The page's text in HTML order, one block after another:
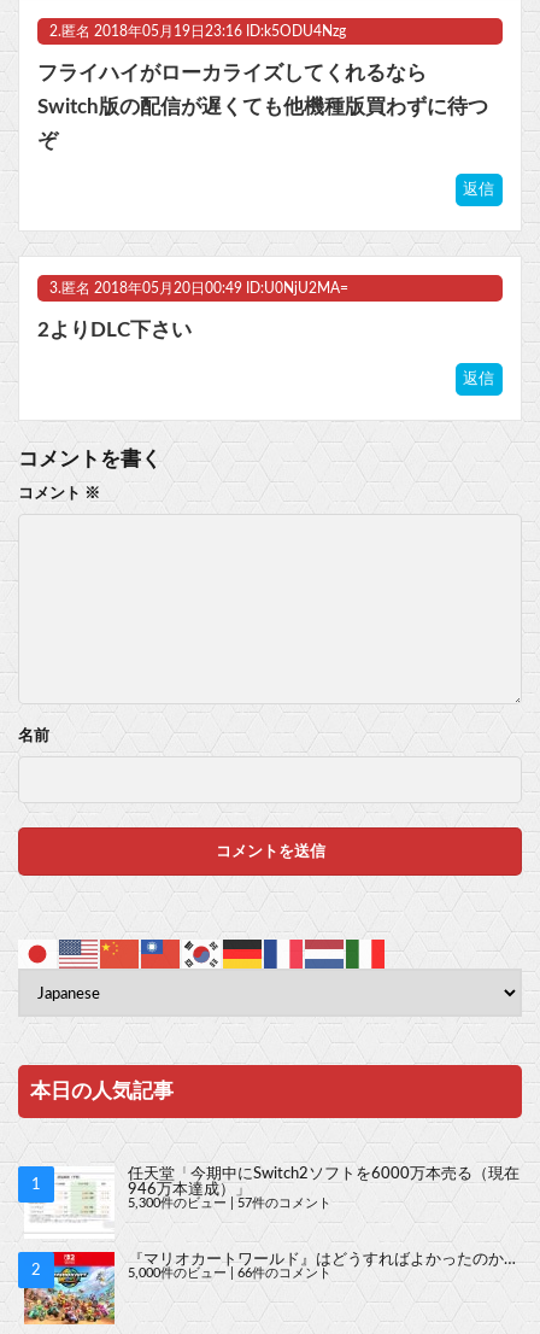
ビットコイン再び1600万円へ。ドル円は147円に
2. 匿名 2018年05月19日23:16 ID:k5ODU4Nzg
フライハイがローカライズしてくれるなら
Switch版の配信が遅くても他機種版買わずに待つ
ぞ
返信
3. 匿名 2018年05月20日00:49 ID:U0NjU2MA=
2よりDLC下さい
返信
コメントを書く
コメント ※
名前
本日の人気記事
任天堂「今期中にSwitch2ソフトを6000万本売る（現在
946万本達成）」
5,300件のビュー 57件のコメント
『マリオカートワールド』はどうすればよかったのか…
5,000件のビュー 66件のコメント